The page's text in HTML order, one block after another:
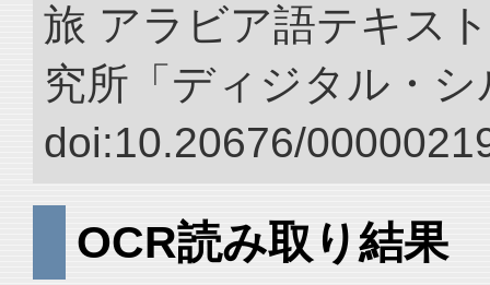
旅 アラビア語テキス
究所「ディジタル・
doi:10.20676/
OCR読み取り結果